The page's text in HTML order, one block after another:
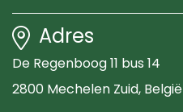
Adres
De Regenboog 11 bus 14
2800 Mechelen Zuid, België